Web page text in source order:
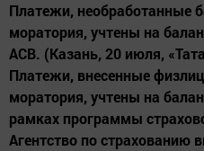
Платежи, необработанные
моратория, учтены на
АСВ. (Казань, 20 июля,
Платежи, внесенные
моратория, учтены на
рамках программы
Агентство по страхованию